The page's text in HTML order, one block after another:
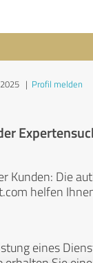
| Profil melden
Kunden: Die
helfen
eines